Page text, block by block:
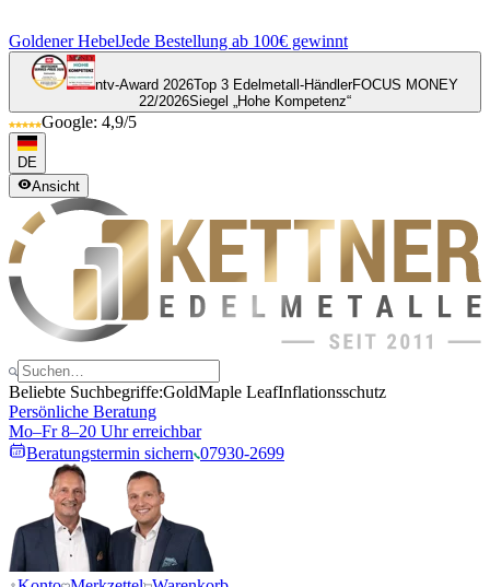
Goldener HebelJede Bestellung ab 100€ gewinnt
ntv-Award 2026Top 3 Edelmetall-HändlerFOCUS MONEY
22/2026Siegel „Hohe Kompetenz“
Google: 4,9/5
DE
Ansicht
Beliebte Suchbegriffe:GoldMaple LeafInflationsschutz
Persönliche Beratung
Mo–Fr 8–20 Uhr erreichbar
Beratungstermin sichern 07930-2699